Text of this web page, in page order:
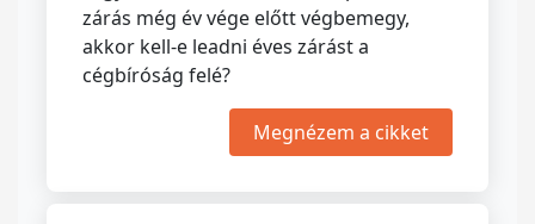
zárás még év vége előtt végbemegy,
akkor kell-e leadni éves zárást a
cégbíróság felé?
Megnézem a cikket